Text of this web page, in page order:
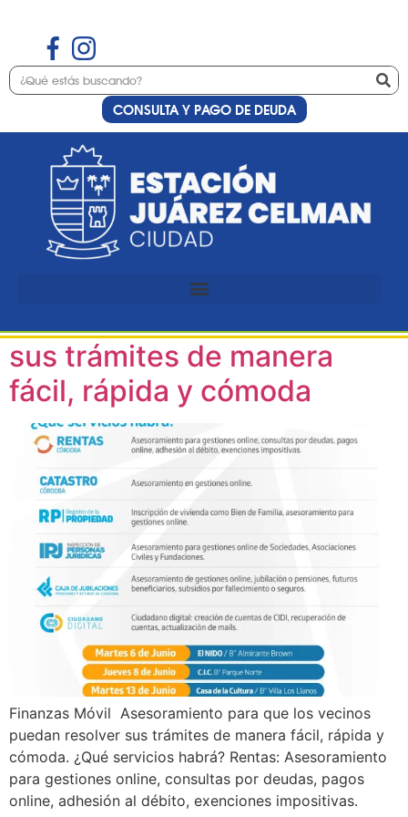
CONSULTA Y PAGO DE DEUDA
Etiqueta:
asesoramiento
Asesoramiento para que los
sus trámites de manera
fácil, rápida y cómoda
Finanzas Móvil Asesoramiento para que los vecinos
puedan resolver sus trámites de manera fácil, rápida y
cómoda. ¿Qué servicios habrá? Rentas: Asesoramiento
para gestiones online, consultas por deudas, pagos
online, adhesión al débito, exenciones impositivas.